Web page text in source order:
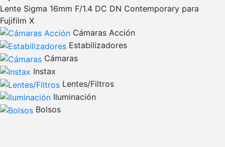
Lente Sigma 16mm F/1.4 DC DN Contemporary para
Fujifilm X
Cámaras Acción
Estabilizadores
Cámaras
Instax
Lentes/Filtros
Iluminación
Bolsos